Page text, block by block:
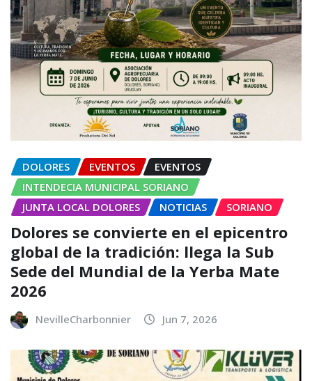
DOLORES EVENTOS
EVENTOS
INTENDECIA MUNICIPAL SORIANO
JUNTA LOCAL DOLORES
NOTICIAS SORIANO
Dolores se convierte en el epicentro
global de la tradición: llega la Sub
Sede del Mundial de la Yerba Mate
2026
NevilleCharbonnier Jun 7, 2026